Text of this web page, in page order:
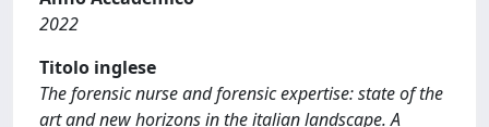
2022
Titolo inglese
The forensic nurse and forensic expertise: state of the
art and new horizons in the italian landscape. A